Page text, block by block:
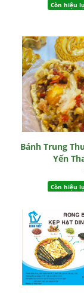
Còn hiệu
Bánh Trung
Yến
Còn hiệu